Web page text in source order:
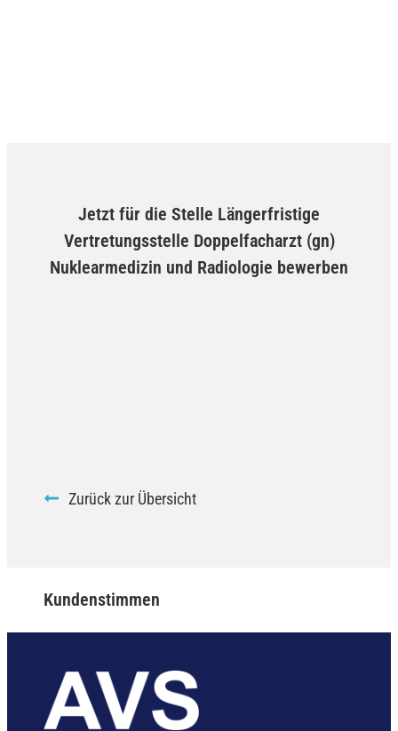
Jetzt für die Stelle Längerfristige
Vertretungsstelle Doppelfacharzt (gn)
Nuklearmedizin und Radiologie bewerben
Zurück zur Übersicht
Kundenstimmen